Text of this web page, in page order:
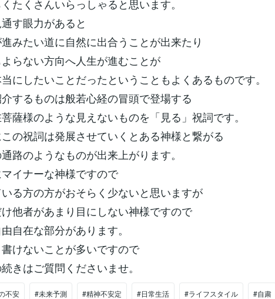
たくさんいらっしゃると思います。
す眼力があると
みたい道に自然に出合うことが出来たり
らない方向へ人生が進むことが
にしたいことだったということもよくあるものです。
するものは般若心経の冒頭で登場する
薩様のような見えないものを「見る」祝詞です。
の祝詞は発展させていくとある神様と繋がる
路のようなものが出来上がります。
イナーな神様ですので
る方の方がおそらく少ないと思いますが
他者があまり目にしない神様ですので
自在な部分があります。
けないことが多いですので
きはご質問くださいませ。
不安 #未来予測 #精神不安定 #日常生活 #ライフスタイル #自粛